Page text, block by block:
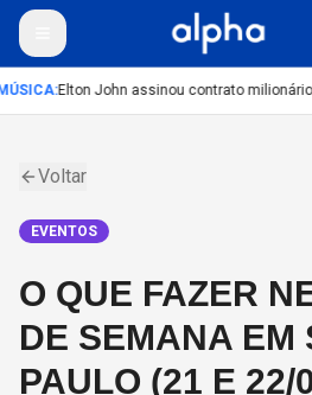
:Elton John assinou contrato
Voltar
EVENTOS
O QUE FAZER
DE SEMANA EM
PAULO (21 E 22/